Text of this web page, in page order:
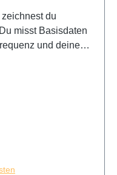
du
misst Basisdaten
und deinen